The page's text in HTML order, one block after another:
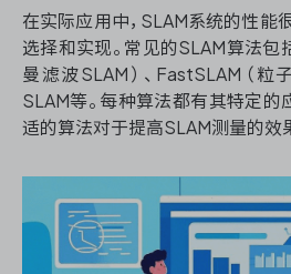
在实际应用中，SLAM系统的性能
选择和实现。常见的SLAM算法包
曼滤波SLAM）、FastSLAM（粒
SLAM等。每种算法都有其特定的
适的算法对于提高SLAM测量的效